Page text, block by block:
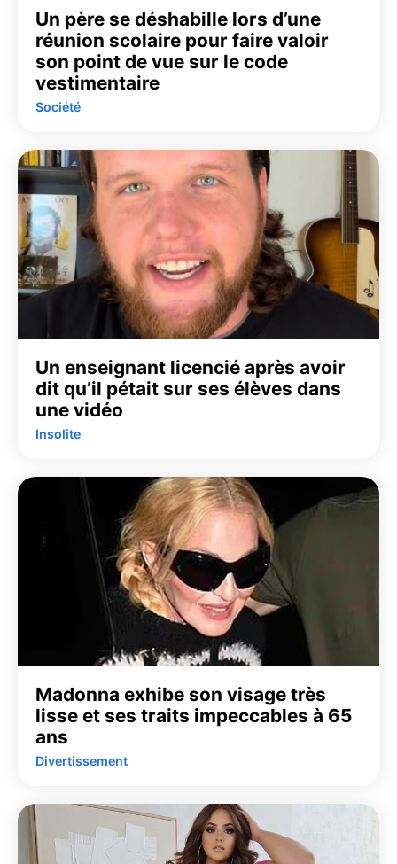
Un père se déshabille lors d’une
réunion scolaire pour faire valoir
son point de vue sur le code
vestimentaire
Société
Un enseignant licencié après avoir
dit qu’il pétait sur ses élèves dans
une vidéo
Insolite
Madonna exhibe son visage très
lisse et ses traits impeccables à 65
ans
Divertissement